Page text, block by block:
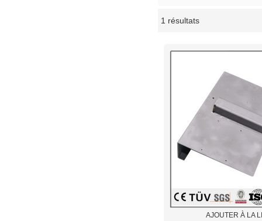
1 résultats
AJOUTER À LA